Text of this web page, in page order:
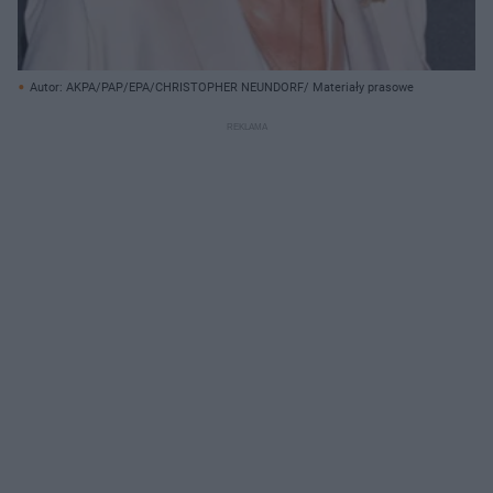
Autor: AKPA/PAP/EPA/CHRISTOPHER NEUNDORF/ Materiały prasowe